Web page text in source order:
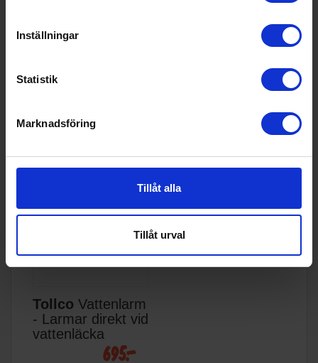
Inställningar
Statistik
Marknadsföring
Tillåt alla
Tillåt urval
Disk &
KÖP
60x50cm - Disk &
I lager
Tollco Vattenlarm
- Larmar direkt vid
vattenläcka
695:-